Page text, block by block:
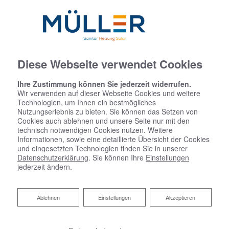
Diese Webseite verwendet Cookies
Ihre Zustimmung können Sie jederzeit widerrufen.
Wir verwenden auf dieser Webseite Cookies und weitere
Technologien, um Ihnen ein bestmögliches
Nutzungserlebnis zu bieten. Sie können das Setzen von
Cookies auch ablehnen und unsere Seite nur mit den
technisch notwendigen Cookies nutzen. Weitere
Informationen, sowie eine detaillierte Übersicht der Cookies
und eingesetzten Technologien finden Sie in unserer
Datenschutzerklärung. Sie können Ihre Einstellungen
jederzeit ändern.
Akzeptieren
Einstellungen
Ablehnen
Ablehnen